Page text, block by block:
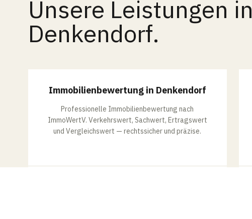
Unsere Leistungen in
Denkendorf.
BEWERTUNG
Immobilienbewertung in Denkendorf
Professionelle Immobilienbewertung nach
ImmoWertV. Verkehrswert, Sachwert, Ertragswert
und Vergleichswert — rechtssicher und präzise.